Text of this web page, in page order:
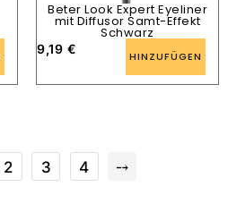
Beter Look Expert Eyeliner
mit Diffusor Samt-Effekt
Schwarz
9,19 € HINZUFÜGEN
2 3 4 ⤍